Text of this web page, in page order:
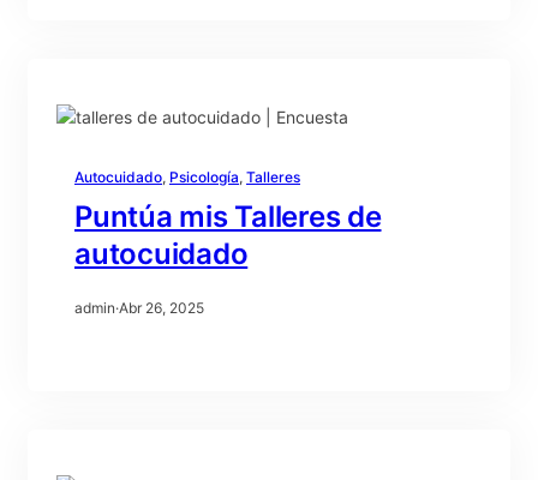
Autocuidado, Psicología, Talleres
Puntúa mis Talleres de
autocuidado
admin·Abr 26, 2025